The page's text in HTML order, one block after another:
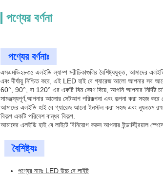
পণ্যের বর্ণনা
পণ্যের বর্ণনাঃ
এসএমডি২৮৩৫ এলইডি ল্যাম্প মরীচিকাগুলির বৈশিষ্ট্যযুক্ত, আমাদের
এবং দীর্ঘায়ু নিশ্চিত করে, এই LED হাই বে গ্যারেজ আলো আপনার সব
60°, 90°, বা 120° এর একটি বিম কোণ দিয়ে, আপনি আপনার নির্দিষ্ট
সামঞ্জস্যপূর্ণ,আপনার আলোর সেটআপ পরিকল্পনা এবং কল্পনা করা সহজ করে
আমাদের এলইডি হাই বে গ্যারেজ আলো ইনস্টল করা সহজ এবং ন্যূনতম
বিকল্প একটি পরিবেশ বান্ধব বিকল্প.
আমাদের এলইডি হাই বে লাইটে বিনিয়োগ করুন আপনার ইন্ডাস্ট্রিয়াল
বৈশিষ্ট্যঃ
পণ্যের নামঃ LED উচ্চ বে লাইট